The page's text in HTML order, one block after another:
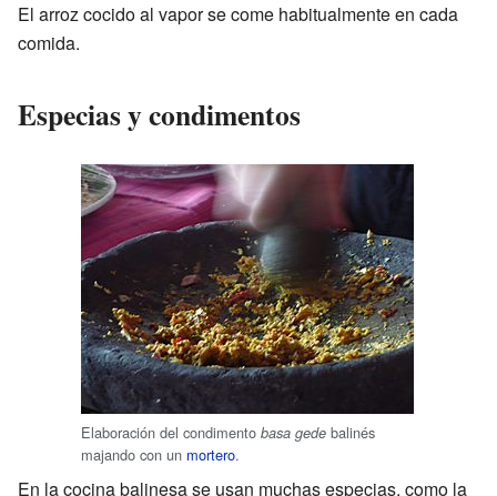
El arroz cocido al vapor se come habitualmente en cada
comida.
Especias y condimentos
Elaboración del condimento basa gede balinés
majando con un mortero.
En la cocina balinesa se usan muchas especias, como la